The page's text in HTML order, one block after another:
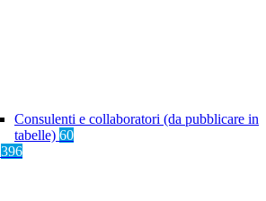
Consulenti e collaboratori (da pubblicare in
tabelle) 60
396